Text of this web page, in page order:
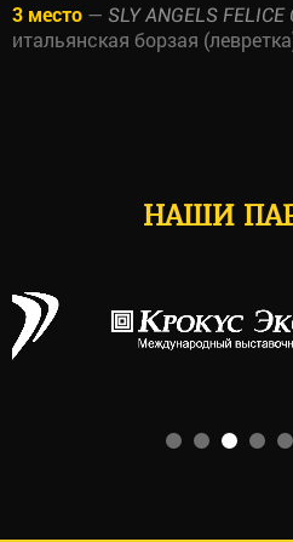
3 место — SLY ANGELS
итальянская борзая
НАШИ